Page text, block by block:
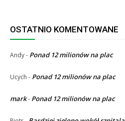
OSTATNIO KOMENTOWANE
Andy- Ponad 12 milionów na plac
Ucych - Ponad 12 milionów na plac
mark- Ponad 12 milionów na plac